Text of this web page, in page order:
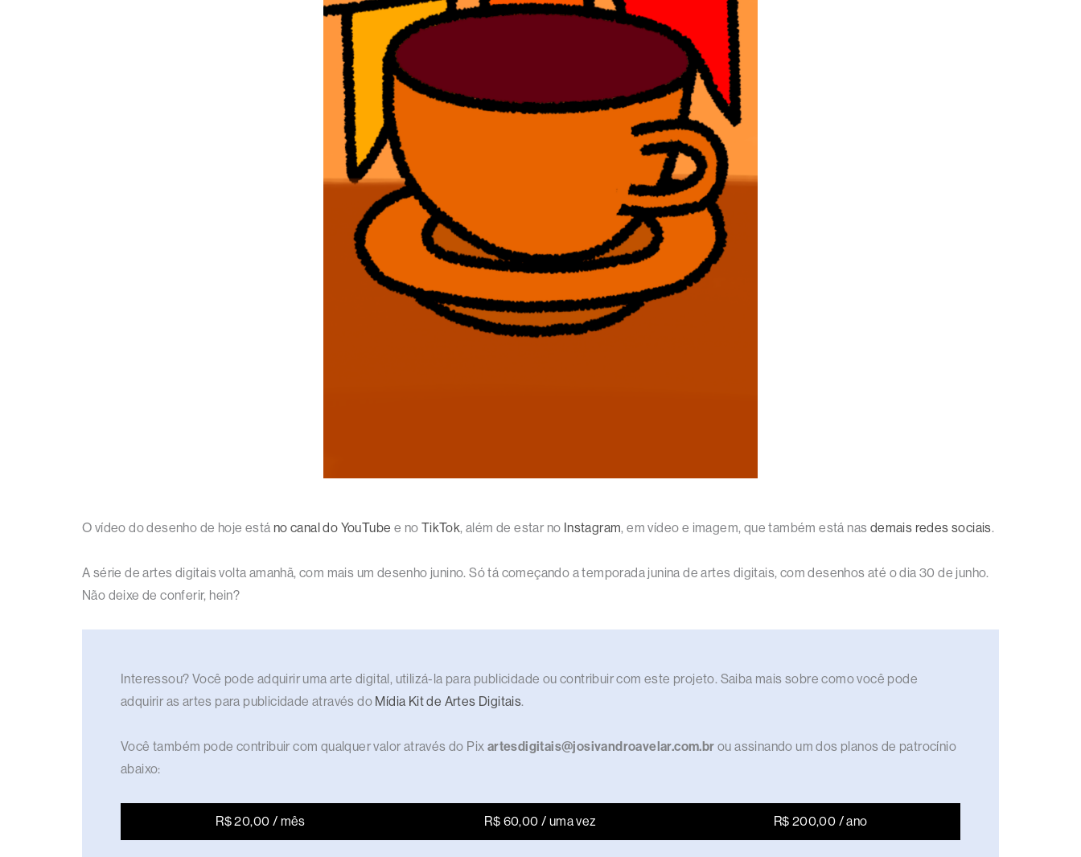
O vídeo do desenho de hoje está no canal do YouTube e no TikTok, além de estar no Instagram, em vídeo e imagem, que também está nas demais redes sociais.
A série de artes digitais volta amanhã, com mais um desenho junino. Só tá começando a temporada junina de artes digitais, com desenhos até o dia 30 de junho.
Não deixe de conferir, hein?
Interessou? Você pode adquirir uma arte digital, utilizá-la para publicidade ou contribuir com este projeto. Saiba mais sobre como você pode
adquirir as artes para publicidade através do Mídia Kit de Artes Digitais.
Você também pode contribuir com qualquer valor através do Pix artesdigitais@josivandroavelar.com.br ou assinando um dos planos de patrocínio
abaixo:
R$ 20,00 / mês R$ 60,00 / uma vez R$ 200,00 / ano